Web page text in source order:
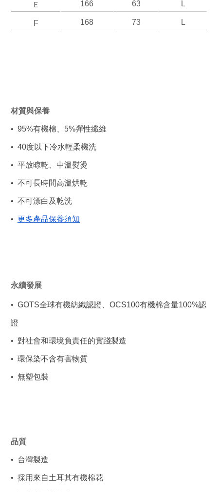
Ｅ 166 63 L
F 168 73 L
材質與保養
•  95%有機棉、5%彈性纖維
•  40度以下冷水輕柔機洗
•  平放晾乾、中溫熨燙
•  不可長時間高溫烘乾
•  不可漂白及乾洗
• 更多產品保養須知
永續發展
•  GOTS全球有機紡織認證、OCS100有機棉含量100%認
證
•  對社會和環境負責任的實踐製造
•  環保染不含有害物質
•  無塑包裝
品質
•  台灣製造
•  採用來自土耳其有機棉花